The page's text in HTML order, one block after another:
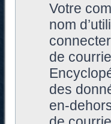
Votre
nom
de
des
en-